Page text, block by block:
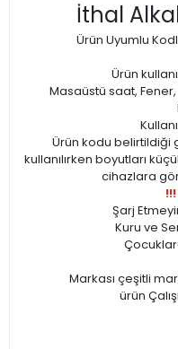
İthal
Ürün Uyumlu
Ürün
Masaüstü saat,
Ürün kodu belirtildiği
kullanılırken boyutları
cihazlara
Şarj
Kuru ve
Markası çeşitli
ürün